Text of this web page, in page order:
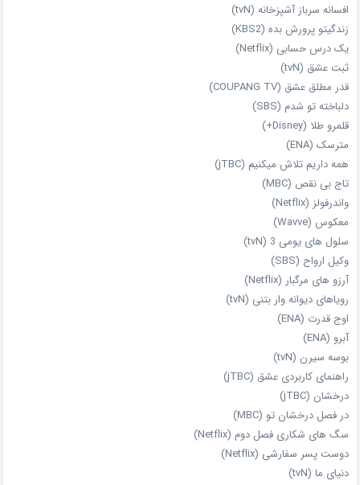
افسانه سرباز آشپزخانه (tvN)
زندگیتو پرورش بده (KBS2)
یک درس حسابی (Netflix)
ثبت عشق (tvN)
قدر مطلق عشق (COUPANG TV)
دلباخته تو شدم (SBS)
قلمرو طلا (Disney+)
مترسک (ENA)
همه داریم تلاش میکنیم (jTBC)
تاج بی‌ نقص (MBC)
واندرفولز (Netflix)
معکوس (Wavve)
سلول های یومی 3 (tvN)
وکیل ارواح (SBS)
آرزو های مرگبار (Netflix)
رویاهای دیوانه‌ وار بتنی (tvN)
اوج قدرت (ENA)
آبرو (ENA)
بوسه سیرن (tvN)
راهنمای کاربردی عشق (jTBC)
درخشان (jTBC)
در فصل درخشان تو (MBC)
سگ های شکاری فصل دوم (Netflix)
دوست‌ پسر سفارشی (Netflix)
دنیای ما (tvN)